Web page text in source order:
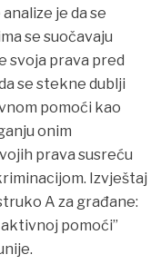
je da se
se suočavaju
svoja prava pred
se stekne dublji
pomoći kao
onim
prava susreću
Izvještaj
A za građane:
pomoći”